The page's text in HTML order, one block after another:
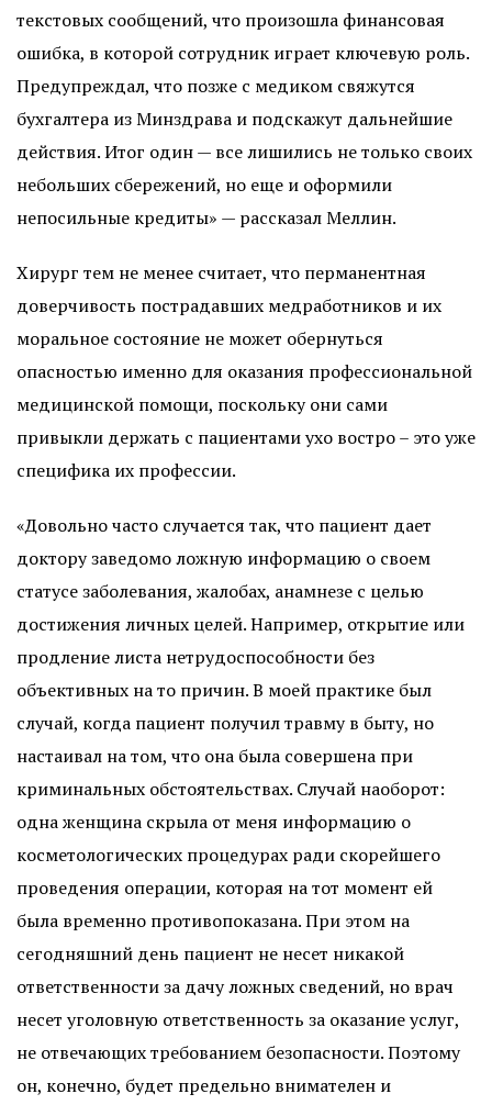
текстовых сообщений, что произошла финансовая
ошибка, в которой сотрудник играет ключевую роль.
Предупреждал, что позже с медиком свяжутся
бухгалтера из Минздрава и подскажут дальнейшие
действия. Итог один — все лишились не только своих
небольших сбережений, но еще и оформили
непосильные кредиты» — рассказал Меллин.
Хирург тем не менее считает, что перманентная
доверчивость пострадавших медработников и их
моральное состояние не может обернуться
опасностью именно для оказания профессиональной
медицинской помощи, поскольку они сами
привыкли держать с пациентами ухо востро – это уже
специфика их профессии.
«Довольно часто случается так, что пациент дает
доктору заведомо ложную информацию о своем
статусе заболевания, жалобах, анамнезе с целью
достижения личных целей. Например, открытие или
продление листа нетрудоспособности без
объективных на то причин. В моей практике был
случай, когда пациент получил травму в быту, но
настаивал на том, что она была совершена при
криминальных обстоятельствах. Случай наоборот:
одна женщина скрыла от меня информацию о
косметологических процедурах ради скорейшего
проведения операции, которая на тот момент ей
была временно противопоказана. При этом на
сегодняшний день пациент не несет никакой
ответственности за дачу ложных сведений, но врач
несет уголовную ответственность за оказание услуг,
не отвечающих требованием безопасности. Поэтому
он, конечно, будет предельно внимателен и